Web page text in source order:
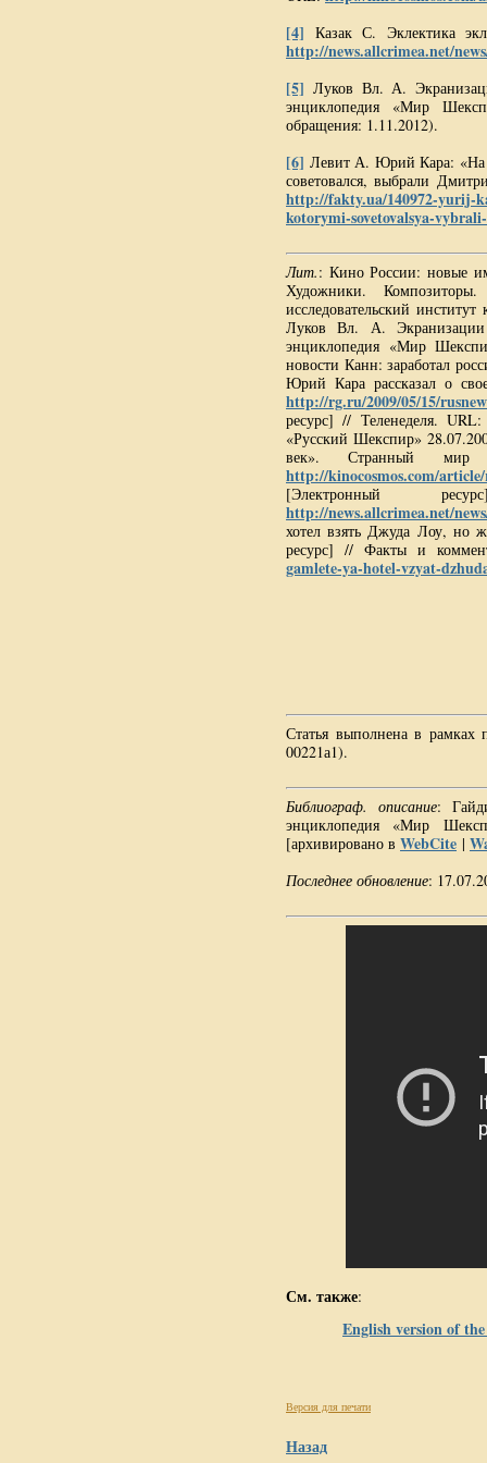
[4] Казак С. Эклектика
http://news.allcrimea.net/
[5] Луков Вл. А.
энциклопедия «Мир
обращения: 1.11.2012).
[6] Левит А. Юрий Кара: «На
советовался, выбрали
http://fakty.ua/140972-yurij-
kotorymi-sovetovalsya-
Лит.: Кино России: новые
Художники.
исследовательский
Луков Вл. А. Экранизации
энциклопедия «Мир
новости Канн: заработал
Юрий Кара рассказал о
http://rg.ru/2009/05/15/
ресурс] // Теленеделя.
«Русский Шекспир»
век». Странный мир
http://kinocosmos.com/
[Электронный
http://news.allcrimea.net/
хотел взять Джуда Лоу, но
ресурс] // Факты и
gamlete-ya-hotel-vzyat-
Статья выполнена в рамках
00221а1).
Библиограф. описание:
энциклопедия «Мир
[архивировано в WebCite |
Последнее обновление:
См. также:
English version of
Версия для печати
Назад